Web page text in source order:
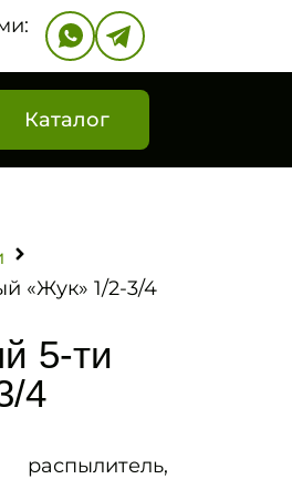
Каталог
«Жук» 1/2-3/4
5-ти
4